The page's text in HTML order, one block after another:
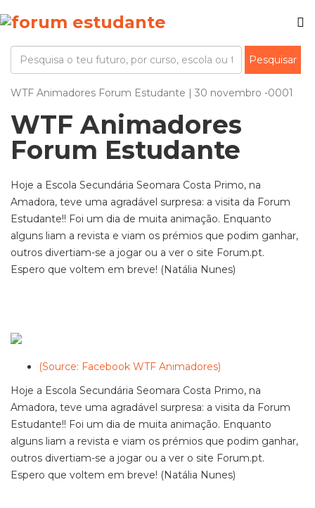
WTF Animadores Forum Estudante | 30 novembro -0001
WTF Animadores
Forum Estudante
Hoje a Escola Secundária Seomara Costa Primo, na
Amadora, teve uma agradável surpresa: a visita da Forum
Estudante!! Foi um dia de muita animação. Enquanto
alguns liam a revista e viam os prémios que podim ganhar,
outros divertiam-se a jogar ou a ver o site Forum.pt.
Espero que voltem em breve! (Natália Nunes)
(Source: Facebook WTF Animadores)
Hoje a Escola Secundária Seomara Costa Primo, na
Amadora, teve uma agradável surpresa: a visita da Forum
Estudante!! Foi um dia de muita animação. Enquanto
alguns liam a revista e viam os prémios que podim ganhar,
outros divertiam-se a jogar ou a ver o site Forum.pt.
Espero que voltem em breve! (Natália Nunes)